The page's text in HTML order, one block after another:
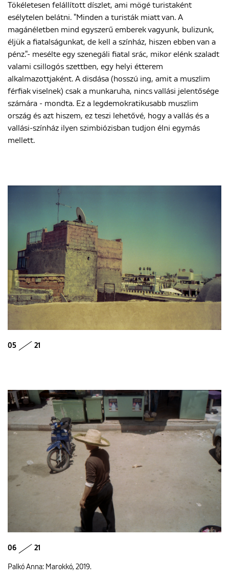
Tökéletesen felállított díszlet, ami mögé turistaként
esélytelen belátni. "Minden a turisták miatt van. A
magánéletben mind egyszerű emberek vagyunk, bulizunk,
éljük a fiatalságunkat, de kell a színház, hiszen ebben van a
pénz."- mesélte egy szenegáli fiatal srác, mikor elénk szaladt
valami csillogós szettben, egy helyi étterem
alkalmazottjaként. A disdása (hosszú ing, amit a muszlim
férfiak viselnek) csak a munkaruha, nincs vallási jelentősége
számára - mondta. Ez a legdemokratikusabb muszlim
ország és azt hiszem, ez teszi lehetővé, hogy a vallás és a
vallási-színház ilyen szimbiózisban tudjon élni egymás
mellett.
05 21
06 21
Palkó Anna: Marokkó, 2019.